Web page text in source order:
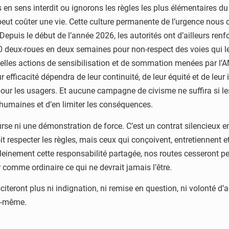
sens interdit ou ignorons les règles les plus élémentaires
coûter une vie. Cette culture permanente de l’urgence
le début de l’année 2026, les autorités ont d’ailleurs
roues en deux semaines pour non-respect des voies qui
actions de sensibilisation et de sommation menées par
dépendra de leur continuité, de leur équité et de
les usagers. Et aucune campagne de civisme ne suffira si
et d’en limiter les conséquences.
ni une démonstration de force. C’est un contrat silencieux
les règles, mais ceux qui conçoivent, entretiennent
cette responsabilité partagée, nos routes cesseront
ordinaire ce qui ne devrait jamais l’être.
plus ni indignation, ni remise en question, ni volonté